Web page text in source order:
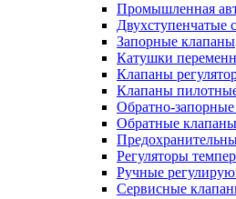
Промышленная
Двухступенчатые
Запорные клапаны
Катушки
Клапаны
Клапаны
Обратно-
Обратные клапаны
Регуляторы
Ручные
Сервисные